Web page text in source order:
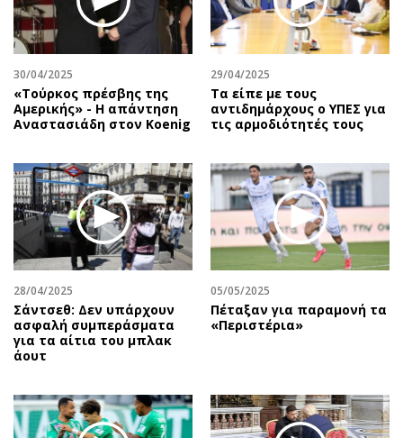
30/04/2025
«Τούρκος πρέσβης της
Αμερικής» - Η απάντηση
Αναστασιάδη στον Koenig
29/04/2025
Τα είπε με τους
αντιδημάρχους ο ΥΠΕΣ για
τις αρμοδιότητές τους
28/04/2025
Σάντσεθ: Δεν υπάρχουν
ασφαλή συμπεράσματα
για τα αίτια του μπλακ
άουτ
05/05/2025
Πέταξαν για παραμονή τα
«Περιστέρια»